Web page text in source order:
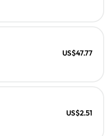
US$47.77
US$2.51